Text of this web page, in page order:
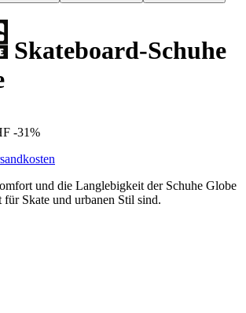
Skateboard-Schuhe
-31%
und die Langlebigkeit der Schuhe Globe
Skate und urbanen Stil sind.